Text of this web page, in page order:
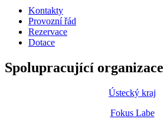
Kontakty
Provozní řád
Rezervace
Dotace
Spolupracující organizace
Ústecký kraj
Fokus Labe